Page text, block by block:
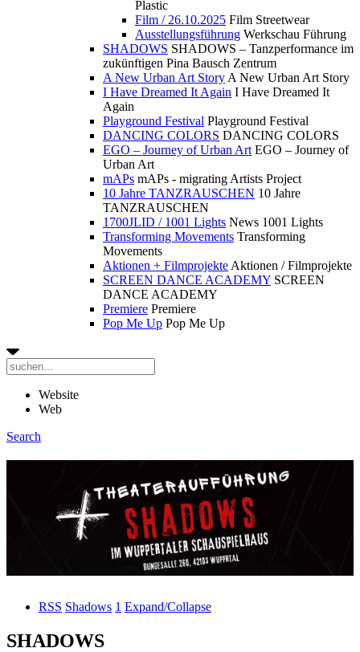
Plastic
Film / 26.10.2025 Film Streetwear
Ausstellungsführung Werkschau Führung
SHADOWS SHADOWS – Tanzperformance im
zukünftigen Pina Bausch Zentrum
A New Urban Art Story A New Urban Art Story
I Have Dreamed It Again I Have Dreamed It
Again
Playground Festival Playground Festival
DANCING COLORS DANCING COLORS
EGO – Journey of Urban Art EGO – Journey of
Urban Art
mAPs mAPs - migrating Artists Project
10 Jahre TANZRAUSCHEN 10 Jahre
TANZRAUSCHEN
1700JLID / 1001 Lights News 1001 Lights
Transforming Movements Transforming
Movements
Aktionen + Filmprojekte Aktionen / Filmprojekte
SCREEN DANCE ACADEMY SCREEN
DANCE ACADEMY
Premiere Premiere
Pop Me Up Pop Me Up
Website
Web
Search
RSS Shadows 1 Expand/Collapse
SHADOWS